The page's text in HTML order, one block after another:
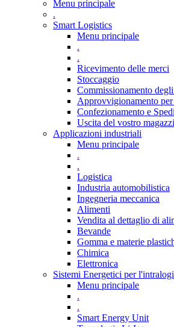
Menu principale
.
Smart Logistics
Menu principale
.
.
Ricevimento delle merci
Stoccaggio
Commissionamento
Approvvigionamento
Confezionamento e
Uscita del vostro
Applicazioni industriali
Menu principale
.
.
Logistica
Industria automobilistica
Ingegneria meccanica
Alimenti
Vendita al dettaglio di
Bevande
Gomma e materie
Chimica
Elettronica
Sistemi Energetici per
Menu principale
.
.
Smart Energy Unit